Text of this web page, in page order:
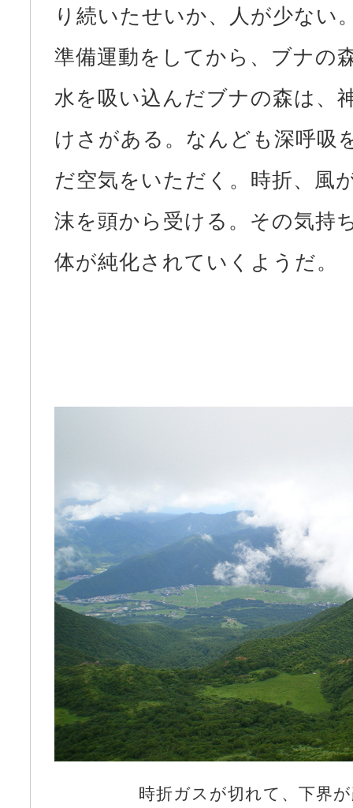
り続いたせいか、人が少ない
準備運動をしてから、ブナの
水を吸い込んだブナの森は、
けさがある。なんども深呼吸
だ空気をいただく。時折、風
沫を頭から受ける。その気持
体が純化されていくようだ。
時折ガスが切れて、下界